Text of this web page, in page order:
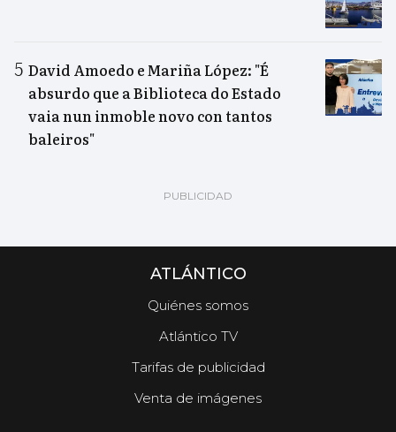
David Amoedo e Mariña López: "É
absurdo que a Biblioteca do Estado
vaia nun inmoble novo con tantos
baleiros"
ATLÁNTICO
Quiénes somos
Atlántico TV
Tarifas de publicidad
Venta de imágenes